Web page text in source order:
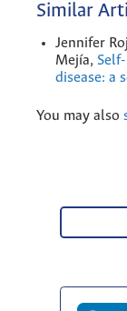
Similar
Jennifer
Mejía,
disease: a
You may also